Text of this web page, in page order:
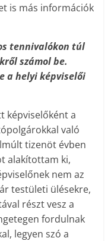
is más információk
tennivalókon túl
számol be.
a helyi képviselői
képviselőként a
való
tizenöt évben
alakítottam ki,
nem az
testületi ülésekre,
részt vesz a
fordulnak
legyen szó a